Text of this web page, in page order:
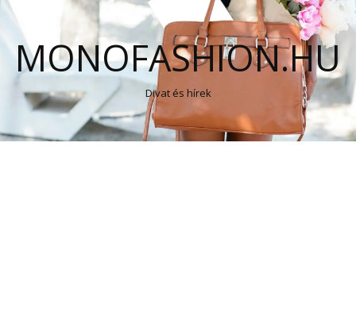
MONOFASHION.HU
Divat és hírek